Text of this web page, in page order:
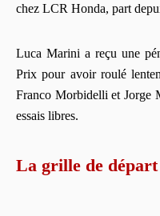
chez LCR Honda, part
Luca Marini a reçu une
Prix pour avoir roulé
Franco Morbidelli et Jorge
essais libres.
La grille de